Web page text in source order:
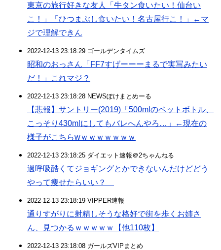
東京の旅行好きな友人「牛タン食いたい！仙台い
こ！」「ひつまぶし食いたい！名古屋行こ！」←マ
ジで理解できん
2022-12-13 23:18:29 ゴールデンタイムズ
昭和のおっさん「FF7すげーーーまるで実写みたい
だ！」これマジ？
2022-12-13 23:18:28 NEWSぽけまとめーる
【悲報】サントリー(2019)「500mlのペットボトル、
こっそり430mlにしてもバレへんやろ…」←現在の
様子がこちらwｗｗｗｗｗｗｗ
2022-12-13 23:18:25 ダイエット速報＠2ちゃんねる
過呼吸酷くてジョギングとかできないんだけどどう
やって痩せたらいい？
2022-12-13 23:18:19 VIPPER速報
通りすがりに射精しそうな格好で街を歩くお姉さ
ん、見つかるｗｗｗｗｗ【他110枚】
2022-12-13 23:18:08 ガールズVIPまとめ